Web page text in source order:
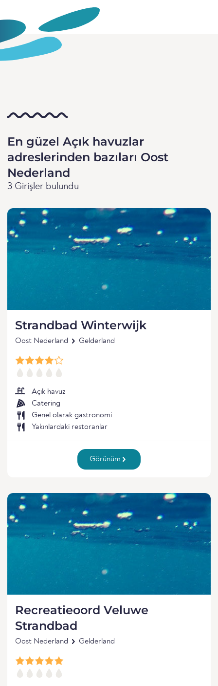
En güzel Açık havuzlar
adreslerinden bazıları Oost
Nederland
3 Girişler bulundu
Strandbad Winterwijk
Oost Nederland Gelderland
Açık havuz
Catering
Genel olarak gastronomi
Yakınlardaki restoranlar
Görünüm
Recreatieoord Veluwe
Strandbad
Oost Nederland Gelderland